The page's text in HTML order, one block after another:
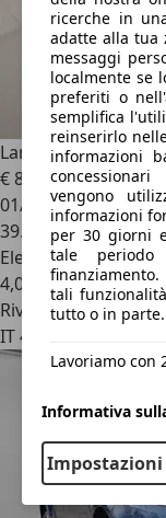
Lancia Ypsilon
€ 8.1901
01/2024
39.675 km
Elettrica/Benzina
4,0 l/100 km (comb.)
Rivenditore
IT 42122
ricerche in
adatte alla tua
messaggi
localmente se
preferiti o
semplifica
reinserirlo
informazioni
vengono
informazioni
per 30 giorni
tale
tali
tutto o in parte.
Lavoriamo con
Informativa